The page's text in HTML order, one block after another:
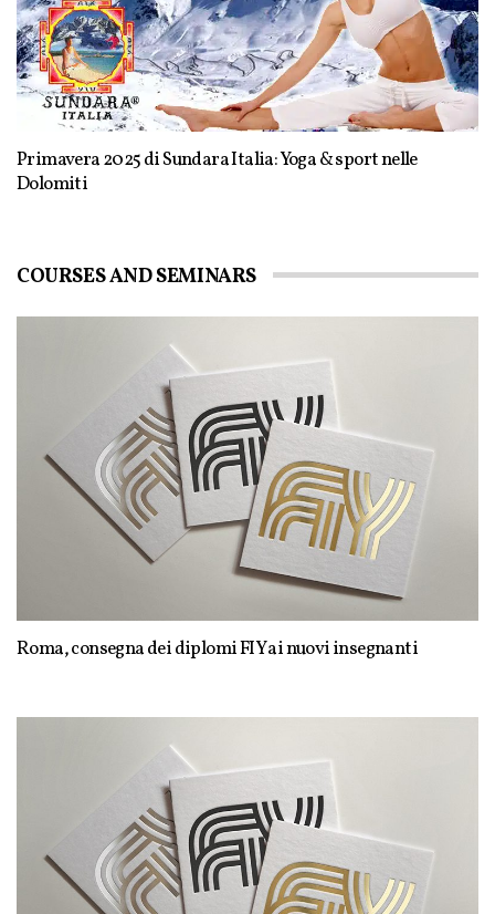
Primavera 2025 di Sundara Italia: Yoga & sport nelle
Dolomiti
COURSES AND SEMINARS
Roma, consegna dei diplomi FIY ai nuovi insegnanti